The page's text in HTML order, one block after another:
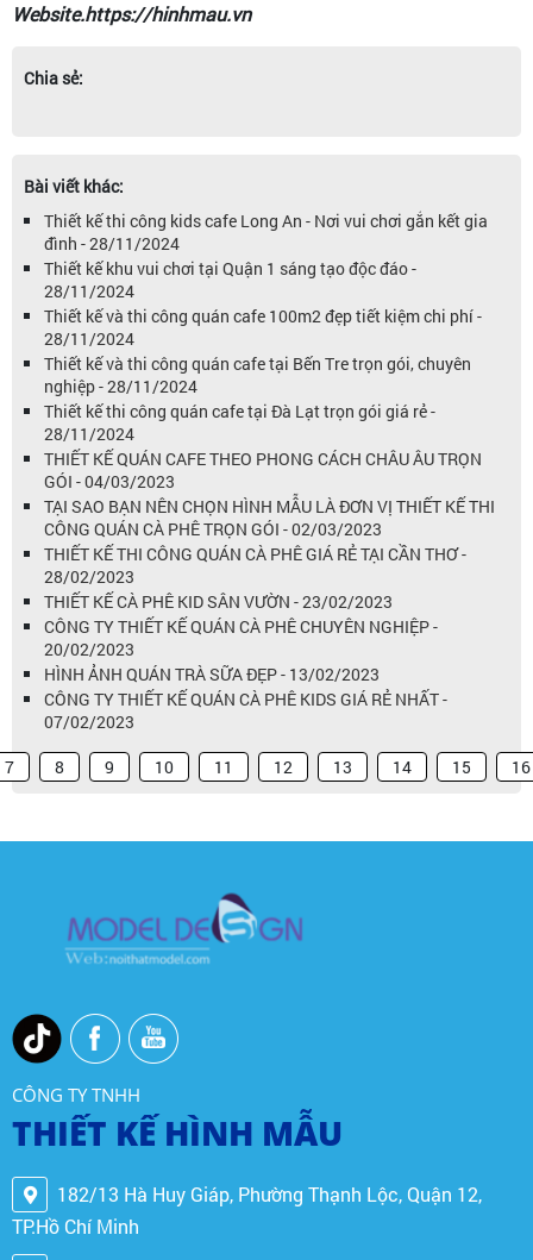
Website.https://hinhmau.vn
Chia sẻ:
Bài viết khác:
Thiết kế thi công kids cafe Long An - Nơi vui chơi gắn kết gia
đình - 28/11/2024
Thiết kế khu vui chơi tại Quận 1 sáng tạo độc đáo -
28/11/2024
Thiết kế và thi công quán cafe 100m2 đẹp tiết kiệm chi phí -
28/11/2024
Thiết kế và thi công quán cafe tại Bến Tre trọn gói, chuyên
nghiệp - 28/11/2024
Thiết kế thi công quán cafe tại Đà Lạt trọn gói giá rẻ -
28/11/2024
THIẾT KẾ QUÁN CAFE THEO PHONG CÁCH CHÂU ÂU TRỌN
GÓI - 04/03/2023
TẠI SAO BẠN NÊN CHỌN HÌNH MẪU LÀ ĐƠN VỊ THIẾT KẾ THI
CÔNG QUÁN CÀ PHÊ TRỌN GÓI - 02/03/2023
THIẾT KẾ THI CÔNG QUÁN CÀ PHÊ GIÁ RẺ TẠI CẦN THƠ -
28/02/2023
THIẾT KẾ CÀ PHÊ KID SÂN VƯỜN - 23/02/2023
CÔNG TY THIẾT KẾ QUÁN CÀ PHÊ CHUYÊN NGHIỆP -
20/02/2023
HÌNH ẢNH QUÁN TRÀ SỮA ĐẸP - 13/02/2023
CÔNG TY THIẾT KẾ QUÁN CÀ PHÊ KIDS GIÁ RẺ NHẤT -
07/02/2023
7 8 9 10 11 12 13 14 15 16
CÔNG TY TNHH
THIẾT KẾ HÌNH MẪU
182/13 Hà Huy Giáp, Phường Thạnh Lộc, Quận 12,
TP.Hồ Chí Minh